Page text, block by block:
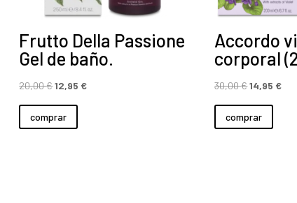
Frutto Della Passione
Gel de baño.
20,00€El
precio
original
12,95 €El
comprar
Accordo
corporal
30,00€El
precio
original
14,95 €El
comprar